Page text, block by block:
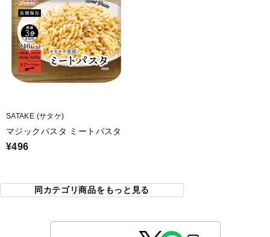
SATAKE (サタケ)
マジックパスタ ミートパスタ
¥496
同カテゴリ商品をもっと見る